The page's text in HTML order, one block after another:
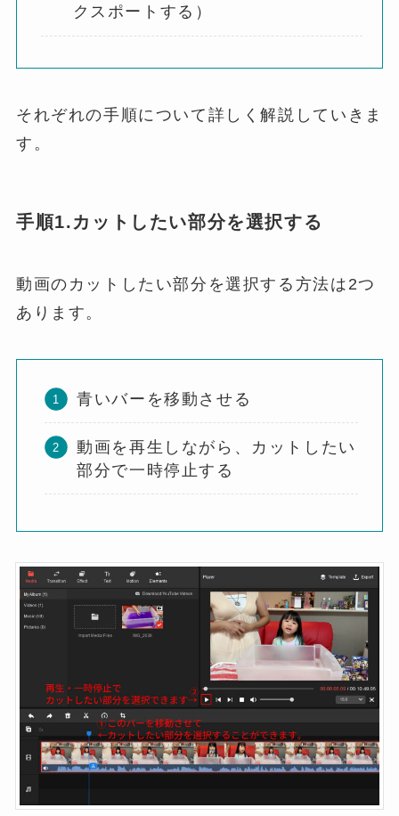
クスポートする）
それぞれの手順について詳しく解説していきま
す。
手順1.カットしたい部分を選択する
動画のカットしたい部分を選択する方法は2つ
あります。
青いバーを移動させる
動画を再生しながら、カットしたい
部分で一時停止する